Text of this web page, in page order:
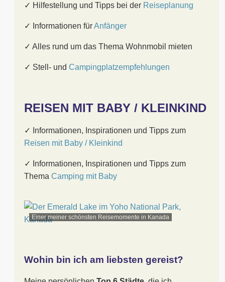
✓ Hilfestellung und Tipps bei der Reiseplanung
✓ Informationen fürAnfänger
✓ Alles rund um das Thema Wohnmobil mieten
✓ Stell- und Campingplatzempfehlungen
REISEN MIT BABY / KLEINKIND
✓ Informationen, Inspirationen und Tipps zum
Reisen mit Baby / Kleinkind
✓ Informationen, Inspirationen und Tipps zum
Thema Camping mit Baby
Einer meiner schönsten Reisemomente in Kanada
Wohin bin ich am liebsten gereist?